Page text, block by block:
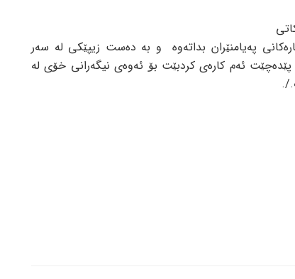
پەیامنێران بداتەوە و بە دەست زیپێکی لە سەر
ئەم کارەی کردبێت بۆ ئەوەی نیگەرانی خۆی لە
.